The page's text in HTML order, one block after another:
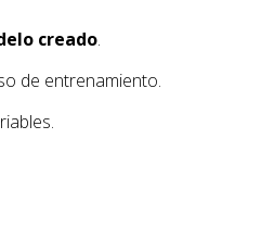
creado.
de entrenamiento.